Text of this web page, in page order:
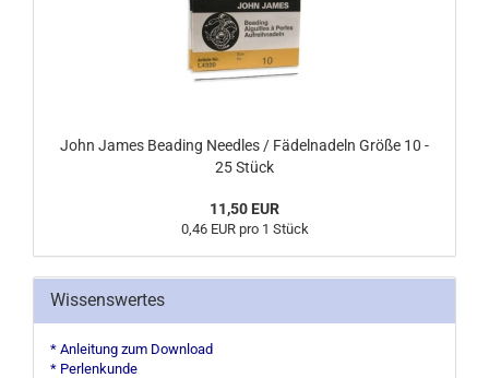
John James Beading Needles / Fädelnadeln Größe 10 -
25 Stück
11,50 EUR
0,46 EUR pro 1 Stück
Wissenswertes
* Anleitung zum Download
* Perlenkunde